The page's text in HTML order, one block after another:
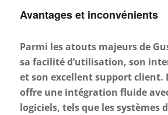
Avantages et inconvénients
Parmi les atouts majeurs de
sa facilité d’utilisation, son
et son excellent support client.
offre une intégration fluide
logiciels, tels que les systèmes